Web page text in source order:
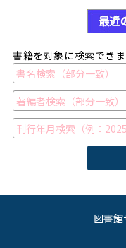
書籍を対象に検索できま
図書